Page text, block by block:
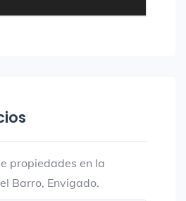
propiedades en la
Barro, Envigado.